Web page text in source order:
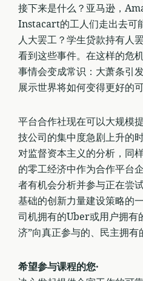
接下来是什么？亚马逊，
Instacart的工人们走出去可
人大罢工？学生贷款持有人
看到这些事件。在这样的危
事情会变成常识：大萧条引
展示世界将如何变得更好的可
平台合作社现在可以大规模
技公司的集中度急剧上升的
对监督资本主义的分析，同
的零工经济中作为合作平台
者有机会分析并参与正在尝
基础的创新力量建设策略的
司机拥有的Uber或用户拥
济”向真正参与的、民主拥有
希望参与课程的您·